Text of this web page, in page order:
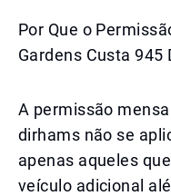
Por Que o
Gardens Custa 945
A permissão
dirhams não se
apenas aqueles
veículo adicional